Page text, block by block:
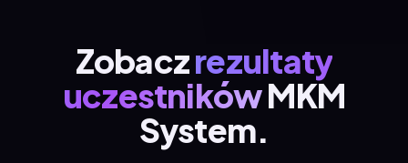
Zobaczrezultaty
uczestnikówMKM
System.